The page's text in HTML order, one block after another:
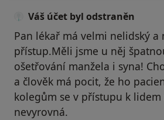
Váš účet byl odstraněn
Pan lékař má velmi nelidský
přístup.Měli jsme u něj
ošetřování manžela i syna!
a člověk má pocit, že ho
kolegům se v přístupu k
nevyrovná.